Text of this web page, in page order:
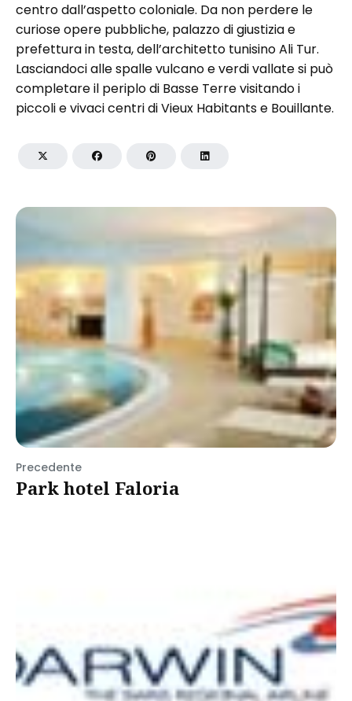
centro dall’aspetto coloniale. Da non perdere le
curiose opere pubbliche, palazzo di giustizia e
prefettura in testa, dell’architetto tunisino Ali Tur.
Lasciandoci alle spalle vulcano e verdi vallate si può
completare il periplo di Basse Terre visitando i
piccoli e vivaci centri di Vieux Habitants e Bouillante.
Precedente
Park hotel Faloria